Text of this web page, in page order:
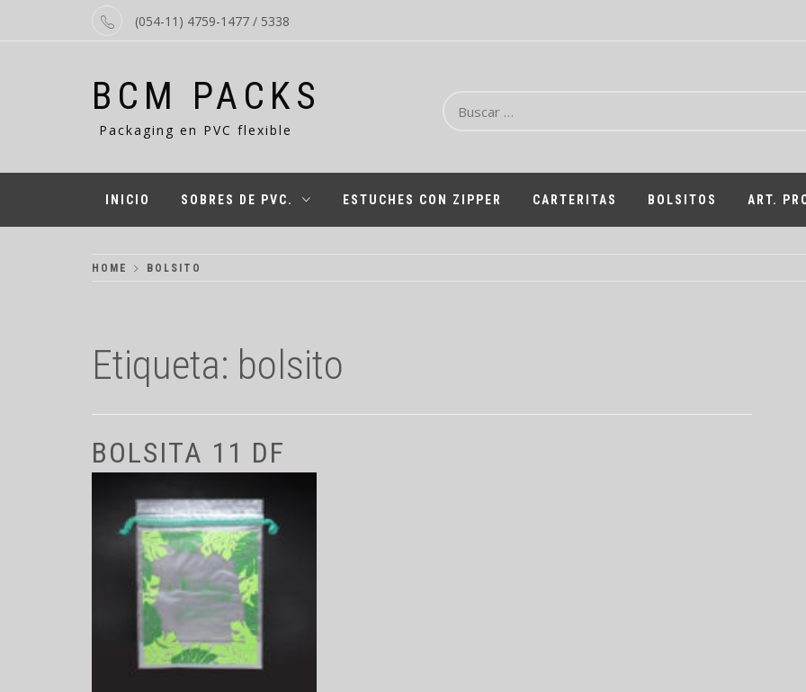
(054-11) 4759-1477 / 5338
BCM PACKS
Packaging en PVC flexible
INICIO SOBRES DE PVC. ESTUCHES CON ZIPPER CARTERITAS BOLSITOS ART.
HOME BOLSITO
Etiqueta: bolsito
BOLSITA 11 DF